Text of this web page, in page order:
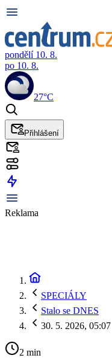
pondělí 10. 8.
po 10. 8.
27°C
Přihlášení
Reklama
SPECIÁLY
Stalo se DNES
30. 5. 2026, 05:07
2 min